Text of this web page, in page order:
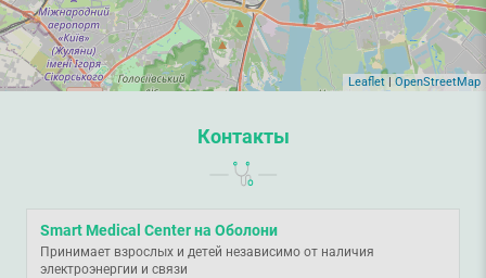
Leaflet OpenStreetMap
Контакты
Smart Medical Center на Оболони
Принимает взрослых и детей независимо от наличия
электроэнергии и связи